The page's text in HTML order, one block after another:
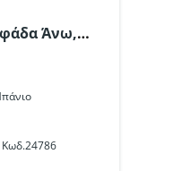
Άνω,
Κωδ.24786